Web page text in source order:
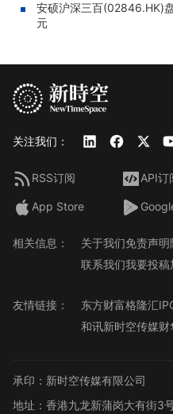
安硕沪深三百(02846.HK)
元
关注我们：
RSS订阅 API订
App Store
相关信息： 关于我们免责声明
联系我们我要投稿
友情链接： 东方财富格隆汇
和讯新时空传媒财
承印：新时空传媒有限公司
地址：香港九龙新蒲岗大有街3